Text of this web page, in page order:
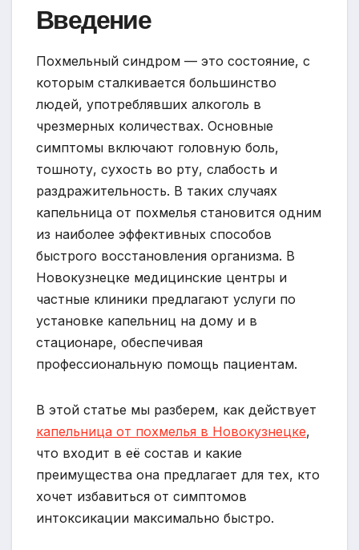
Введение
Похмельный синдром — это состояние, с
которым сталкивается большинство
людей, употреблявших алкоголь в
чрезмерных количествах. Основные
симптомы включают головную боль,
тошноту, сухость во рту, слабость и
раздражительность. В таких случаях
капельница от похмелья становится одним
из наиболее эффективных способов
быстрого восстановления организма. В
Новокузнецке медицинские центры и
частные клиники предлагают услуги по
установке капельниц на дому и в
стационаре, обеспечивая
профессиональную помощь пациентам.
В этой статье мы разберем, как действует
капельница от похмелья в Новокузнецке,
что входит в её состав и какие
преимущества она предлагает для тех, кто
хочет избавиться от симптомов
интоксикации максимально быстро.